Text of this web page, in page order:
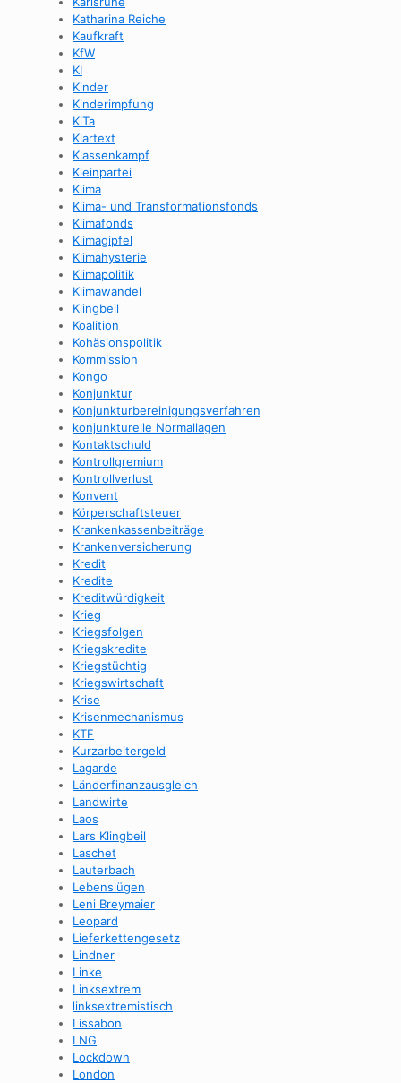
Katharina Reiche
Kaufkraft
KfW
KI
Kinder
Kinderimpfung
KiTa
Klartext
Klassenkampf
Kleinpartei
Klima
Klima- und Transformationsfonds
Klimafonds
Klimagipfel
Klimahysterie
Klimapolitik
Klimawandel
Klingbeil
Koalition
Kohäsionspolitik
Kommission
Kongo
Konjunktur
Konjunkturbereinigungsverfahren
konjunkturelle Normallagen
Kontaktschuld
Kontrollgremium
Kontrollverlust
Konvent
Körperschaftsteuer
Krankenkassenbeiträge
Krankenversicherung
Kredit
Kredite
Kreditwürdigkeit
Krieg
Kriegsfolgen
Kriegskredite
Kriegstüchtig
Kriegswirtschaft
Krise
Krisenmechanismus
KTF
Kurzarbeitergeld
Lagarde
Länderfinanzausgleich
Landwirte
Laos
Lars Klingbeil
Laschet
Lauterbach
Lebenslügen
Leni Breymaier
Leopard
Lieferkettengesetz
Lindner
Linke
Linksextrem
linksextremistisch
Lissabon
LNG
Lockdown
London